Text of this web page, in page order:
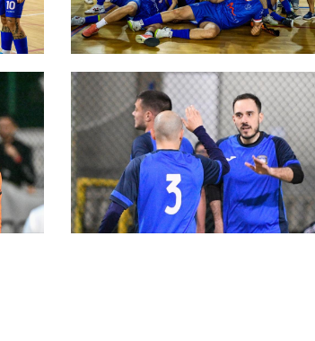
Sacchetti, Picchi e De Marco
regolano il Lavinium: il Penta alza